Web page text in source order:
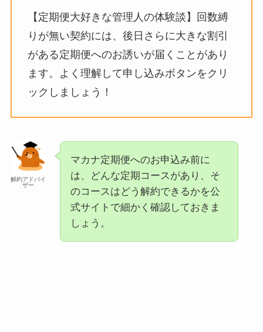
【定期便大好きな管理人の体験談】回数縛
りが無い契約には、後日さらに大きな割引
がある定期便へのお誘いが届くことがあり
ます。よく理解して申し込みボタンをクリ
ックしましょう！
解約アドバイ
ザー
マカナ定期便へのお申込み前に
は、どんな定期コースがあり、そ
のコースはどう解約できるかを公
式サイトで細かく確認しておきま
しょう。